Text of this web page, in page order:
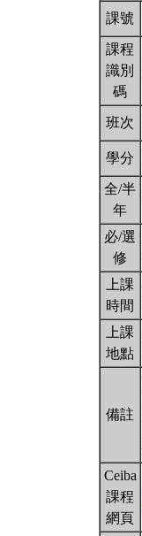
課號
課程
識別
碼
班次
學分
全/半
年
必/選
修
上課
時間
上課
地點
備註
Ceiba
課程
網頁